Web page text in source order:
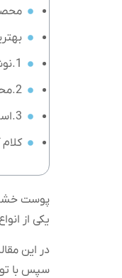
1.نوشیدن آب فراوان
2.محافظت از پوست در برابر دمای بیرون
3.استفاده از محصولات متناسب با ساختار پوست
کلام
پوست خشک
یکی از
در این
سپس با